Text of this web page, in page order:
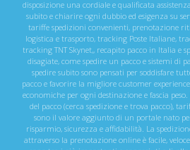
disposizione una cordiale e qualificata
subito e chiarire ogni dubbio ed esigenza su
tariffe spedizioni convenienti, prenotazione
logistica e trasporto, tracking Poste Italiane,
tracking TNT Skynet,, recapito pacco in Italia e
disagiate, come spedire un pacco e sistemi di
spedire subito sono pensati per soddisfare
pacco e favorire la migliore customer
economiche per ogni destinazione e fascia
del pacco (cerca spedizione e trova pacco),
sono il valore aggiunto di un portale nato
risparmio, sicurezza e affidabilità. La
attraverso la prenotazione online è facile,